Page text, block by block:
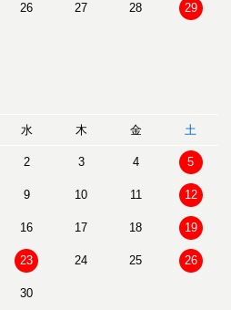
26 27 28 29
水 木 金 土
2 3 4 5
9 10 11 12
16 17 18 19
23 24 25 26
30